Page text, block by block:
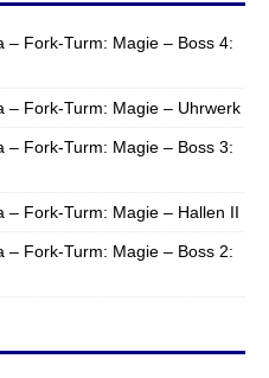
– Fork-Turm: Magie – Boss 4:
– Fork-Turm: Magie – Uhrwerk
– Fork-Turm: Magie – Boss 3:
– Fork-Turm: Magie – Hallen II
– Fork-Turm: Magie – Boss 2: